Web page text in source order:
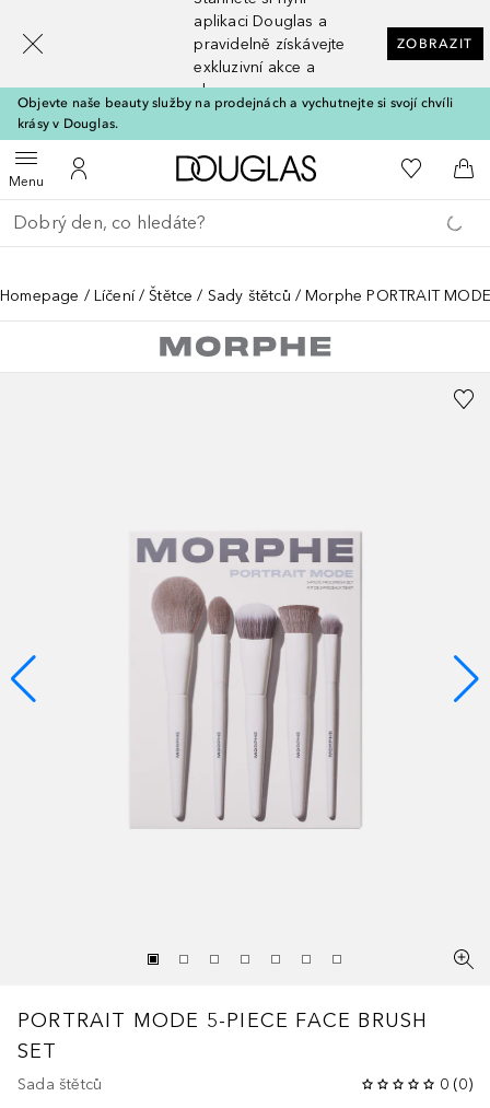
aplikaci Douglas a
pravidelně získávejte
exkluzivní akce a
slevy
ZOBRAZIT
Objevte naše beauty služby na prodejnách a vychutnejte si svojí chvíli
krásy v Douglas.
MenuOtevřít menuK mému účtu
Domů K mému
Do
Vraťte se
Proveďte vyhledávání
Homepage Líčení Štětce Sady štětců Morphe PORTRAIT
PORTRAIT MODE 5-PIECE FACE BRUSH
SET
Sada štětců 0 (0)
[navigation.slideout.screenreader]